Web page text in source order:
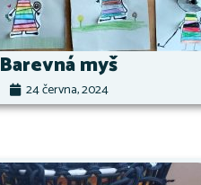
Barevná myš
24 června, 2024